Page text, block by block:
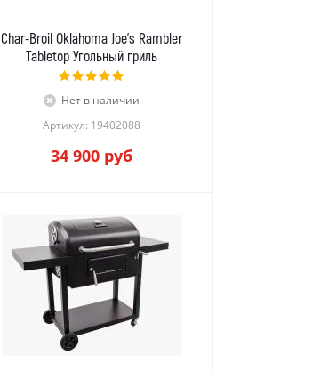
Char-Broil Oklahoma Joe's Rambler
Tabletop Угольный гриль
Нет в наличии
Артикул: 19402088
34 900 руб